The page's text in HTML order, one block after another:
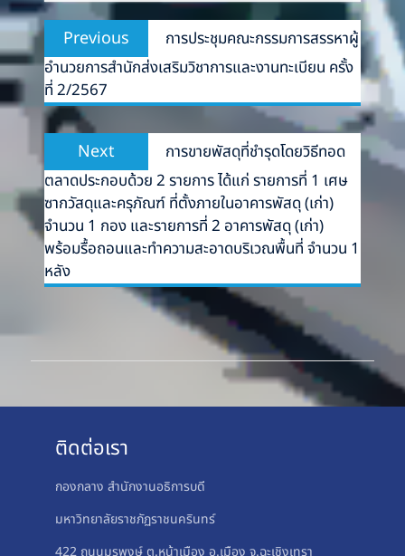
Post
navigation
Previous
Previous
post:
การประชุมคณะกรรมการสรรหาผู้
อำนวยการสำนักส่งเสริมวิชาการและงานทะเบียน ครั้ง
ที่ 2/2567
Next
post:
การขายพัสดุที่ชำรุดโดยวิธีทอด
ตลาดประกอบด้วย 2 รายการ ได้แก่ รายการที่ 1 เศษ
ซากวัสดุและครุภัณฑ์ ที่ตั้งภายในอาคารพัสดุ (เก่า)
จำนวน 1 กอง และรายการที่ 2 อาคารพัสดุ (เก่า)
พร้อมรื้อถอนและทำความสะอาดบริเวณพื้นที่ จำนวน 1
หลัง
ติดต่อเรา
กองกลาง สำนักงานอธิการบดี
มหาวิทยาลัยราชภัฏราชนครินทร์